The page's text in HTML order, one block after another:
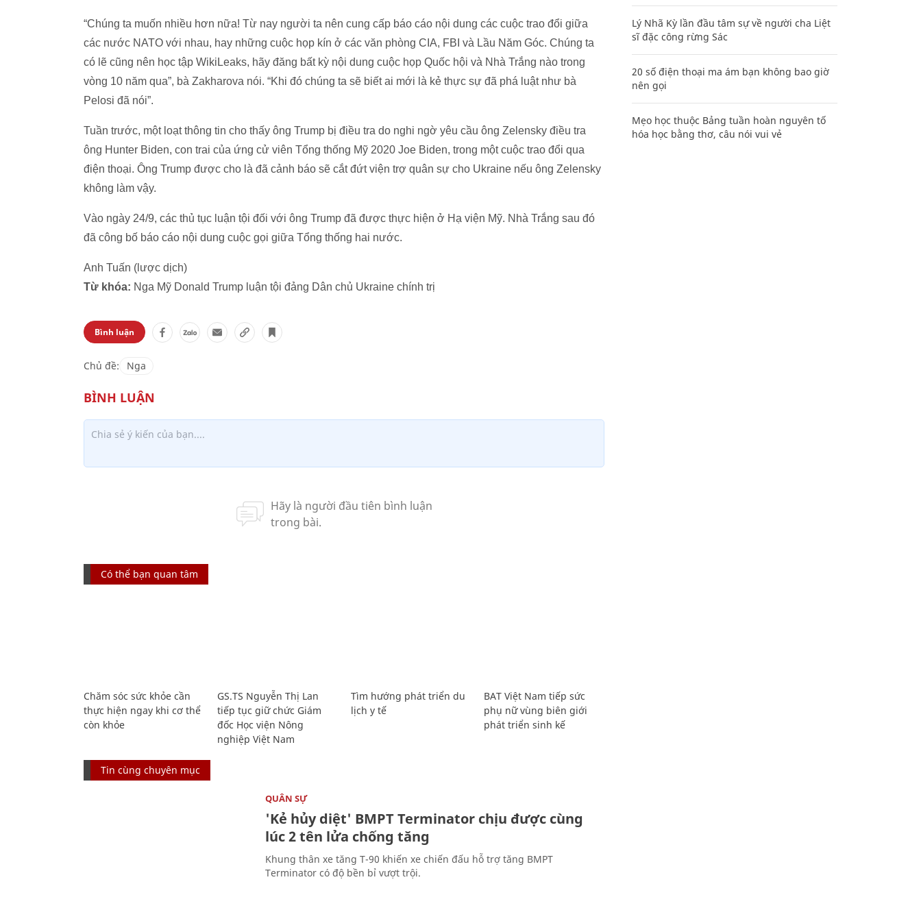
“Chúng ta muốn nhiều hơn nữa! Từ nay người ta nên cung cấp báo cáo nội dung các cuộc trao đổi giữa
các nước NATO với nhau, hay những cuộc họp kín ở các văn phòng CIA, FBI và Lầu Năm Góc. Chúng ta
có lẽ cũng nên học tập WikiLeaks, hãy đăng bất kỳ nội dung cuộc họp Quốc hội và Nhà Trắng nào trong
vòng 10 năm qua”, bà Zakharova nói. “Khi đó chúng ta sẽ biết ai mới là kẻ thực sự đã phá luật như bà
Pelosi đã nói”.
Tuần trước, một loạt thông tin cho thấy ông Trump bị điều tra do nghi ngờ yêu cầu ông Zelensky điều tra
ông Hunter Biden, con trai của ứng cử viên Tổng thống Mỹ 2020 Joe Biden, trong một cuộc trao đổi qua
điện thoại. Ông Trump được cho là đã cảnh báo sẽ cắt đứt viện trợ quân sự cho Ukraine nếu ông Zelensky
không làm vậy.
Vào ngày 24/9, các thủ tục luận tội đối với ông Trump đã được thực hiện ở Hạ viện Mỹ. Nhà Trắng sau đó
đã công bố báo cáo nội dung cuộc gọi giữa Tổng thống hai nước.
Anh Tuấn (lược dịch)
Từ khóa: Nga Mỹ Donald Trump luận tội đảng Dân chủ Ukraine chính trị
Bình luận
Chủ đề: Nga
Có thể bạn quan tâm
Chăm sóc sức khỏe cần
thực hiện ngay khi cơ thể
còn khỏe
GS.TS Nguyễn Thị Lan
tiếp tục giữ chức Giám
đốc Học viện Nông
nghiệp Việt Nam
Tìm hướng phát triển du
lịch y tế
BAT Việt Nam tiếp sức
phụ nữ vùng biên giới
phát triển sinh kế
Tin cùng chuyên mục
QUÂN SỰ
'Kẻ hủy diệt' BMPT Terminator chịu được cùng
lúc 2 tên lửa chống tăng
Khung thân xe tăng T-90 khiến xe chiến đấu hỗ trợ tăng BMPT
Terminator có độ bền bỉ vượt trội.
Lý Nhã Kỳ lần đầu tâm sự về người cha Liệt
sĩ đặc công rừng Sác
20 số điện thoại ma ám bạn không bao giờ
nên gọi
Mẹo học thuộc Bảng tuần hoàn nguyên tố
hóa học bằng thơ, câu nói vui vẻ